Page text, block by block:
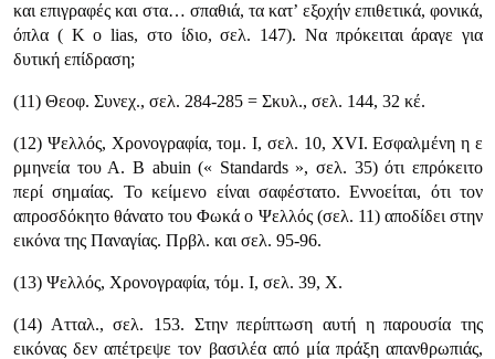
και επιγραφές και στα… σπαθιά, τα κατ’ εξοχήν επιθετικά, φονικά,
όπλα ( K ο lias, στο ίδιο, σελ. 147). Να πρόκειται άραγε για
δυτική επίδραση;
(11) Θεοφ. Συνεχ., σελ. 284-285 = Σκυλ., σελ. 144, 32 κέ.
(12) Ψελλός, Χρονογραφία, τομ. Ι, σελ. 10, XVI. Εσφαλμένη η ε
ρμηνεία του Α. B abuin (« Standards », σελ. 35) ότι επρόκειτο
περί σημαίας. Το κεί­μενο είναι σαφέστατο. Εννοείται, ότι τον
απροσδόκητο θάνατο του Φωκά ο Ψελλός (σελ. 11) αποδίδει στην
εικόνα της Παναγίας. Πρβλ. και σελ. 95-96.
(13) Ψελλός, Χρονογραφία, τόμ. I, σελ. 39, Χ.
(14) Ατταλ., σελ. 153. Στην περίπτωση αυτή η παρουσία της
εικόνας δεν απέτρεψε τον βασιλέα από μία πράξη απανθρωπιάς,